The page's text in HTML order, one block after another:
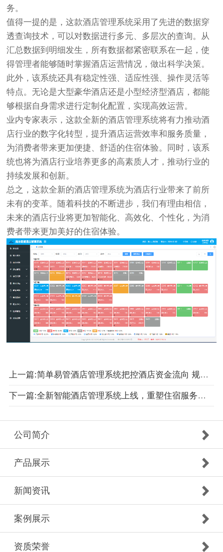
务。
值得一提的是，这款酒店管理系统采用了先进的数据穿
透查询技术，可以对数据进行多元、多层次的查询。从
汇总数据到明细发生，所有数据都紧密联系在一起，使
得管理者能够随时掌握酒店运营情况，做出科学决策。
此外，该系统还具有稳定性强、适应性强、操作灵活等
特点。无论是大型豪华酒店还是小型经济型酒店，都能
够根据自身需求进行定制化配置，实现高效运营。
业内专家表示，这款全新的酒店管理系统将有力推动酒
店行业的数字化转型，提升酒店运营效率和服务质量，
为消费者带来更加便捷、舒适的住宿体验。同时，该系
统也将为酒店行业培养更多的高素质人才，推动行业的
持续发展和创新。
总之，这款全新的酒店管理系统为酒店行业带来了前所
未有的变革。随着科技的不断进步，我们有理由相信，
未来的酒店行业将更加智能化、高效化、个性化，为消
费者带来更加美好的住宿体验。
上一篇:简单易管酒店管理系统把控酒店资金流向 规避资金链风险
下一篇:全新智能酒店管理系统上线，重塑住宿服务体验
公司简介
产品展示
新闻资讯
案例展示
资质荣誉